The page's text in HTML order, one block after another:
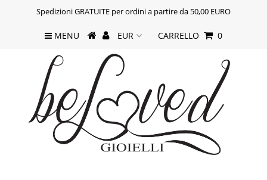
Spedizioni GRATUITE per ordini a partire da 50,00 EURO
MENU CARRELLO 0